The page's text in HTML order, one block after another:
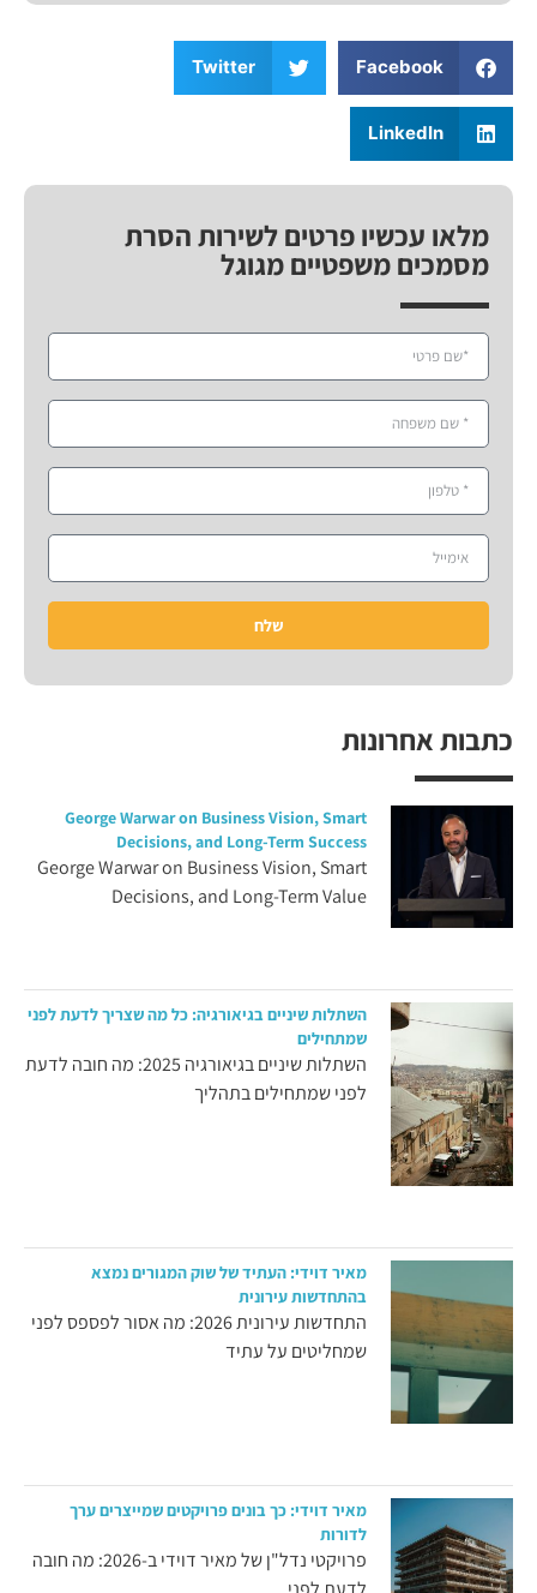
כתבות אחרונות
George Warwar on Business Vision, Smart
Decisions, and Long-Term Success
George Warwar on Business Vision, Smart
Decisions, and Long-Term Value
השתלות שיניים בגיאורגיה: כל מה שצריך לדעת לפני
שמתחילים
השתלות שיניים בגיאורגיה 2025: מה חובה לדעת
לפני שמתחילים בתהליך
מאיר דוידי: העתיד של שוק המגורים נמצא
בהתחדשות עירונית
התחדשות עירונית 2026: מה אסור לפספס לפני
שמחליטים על עתיד
מאיר דוידי: כך בונים פרויקטים שמייצרים ערך
לדורות
פרויקטי נדל"ן של מאיר דוידי ב-2026: מה חובה
Facebook
Twitter
LinkedIn
מלאו עכשיו פרטים לשירות הסרת
מסמכים משפטיים מגוגל
שלח